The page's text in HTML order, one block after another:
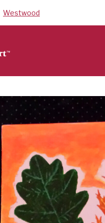
Westwood